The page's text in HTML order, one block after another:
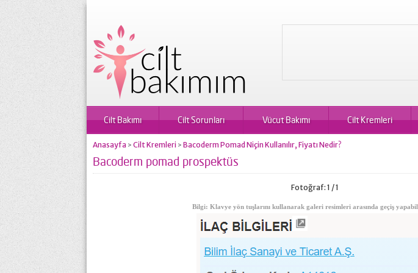
Cilt Bakımı Cilt Sorunları Vücut Bakımı Cilt Kremleri
Anasayfa > Cilt Kremleri > Bacoderm Pomad Niçin Kullanılır, Fiyatı Nedir?
Bacoderm pomad prospektüs
Fotoğraf: 1 / 1
Bilgi: Klavye yön tuşlarını kullanarak galeri resimleri arasında geçiş